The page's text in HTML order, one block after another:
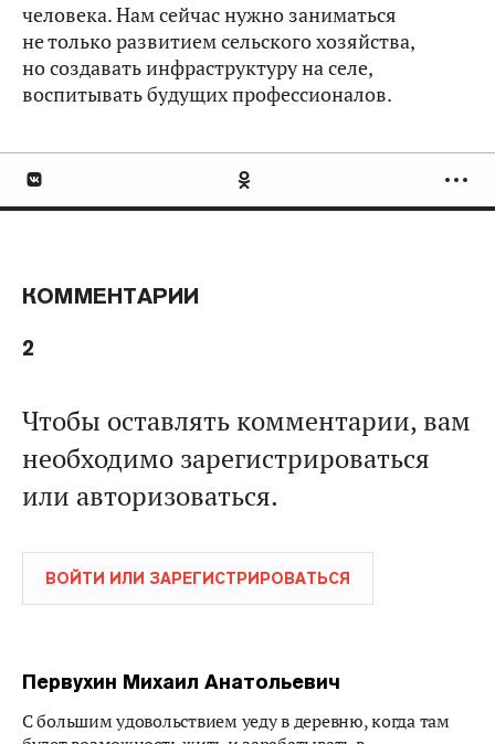
человека. Нам сейчас нужно заниматься
не только развитием сельского хозяйства,
но создавать инфраструктуру на селе,
воспитывать будущих профессионалов.
КОММЕНТАРИИ
2
Чтобы оставлять комментарии, вам
необходимо зарегистрироваться
или авторизоваться.
ВОЙТИ ИЛИ ЗАРЕГИСТРИРОВАТЬСЯ
Первухин Михаил Анатольевич
С большим удовольствием уеду в деревню, когда там